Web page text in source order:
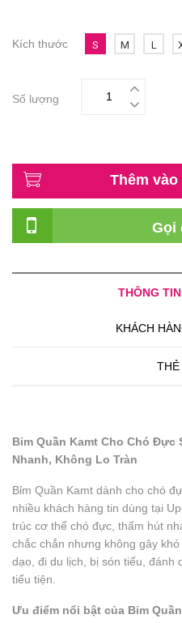
Kích thước S M L
Số lượng
Thêm
Gọi
THÔNG
KHÁCH
THẺ
Bỉm Quần Kamt Cho Chó Đực
Nhanh, Không Lo Tràn
Bỉm Quần Kamt dành cho chó
nhiều khách hàng tin dùng tại
trúc cơ thể chó đực, thấm hút
chắc chắn nhưng không gây
dạo, đi du lịch, bị són tiểu, đánh
tiểu tiện.
Ưu điểm nổi bật của Bỉm